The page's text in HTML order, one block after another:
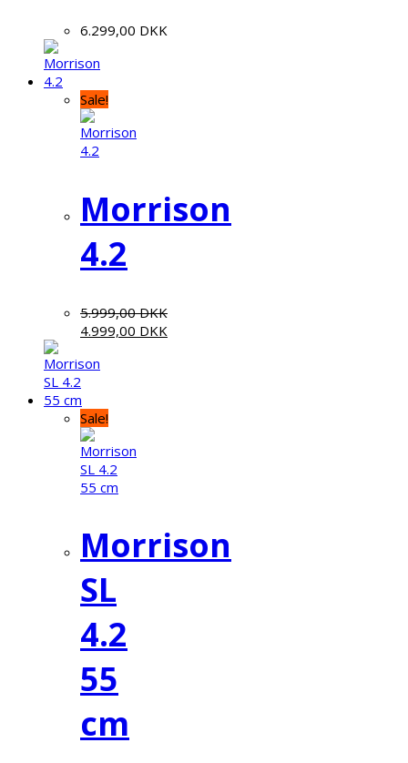
6.299,00 DKK
Sale!
Morrison
4.2
5.999,00DKK
4.999,00 DKK
Sale!
Morrison
SL
4.2
55
cm